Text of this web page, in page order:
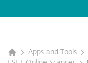
Apps and Tools